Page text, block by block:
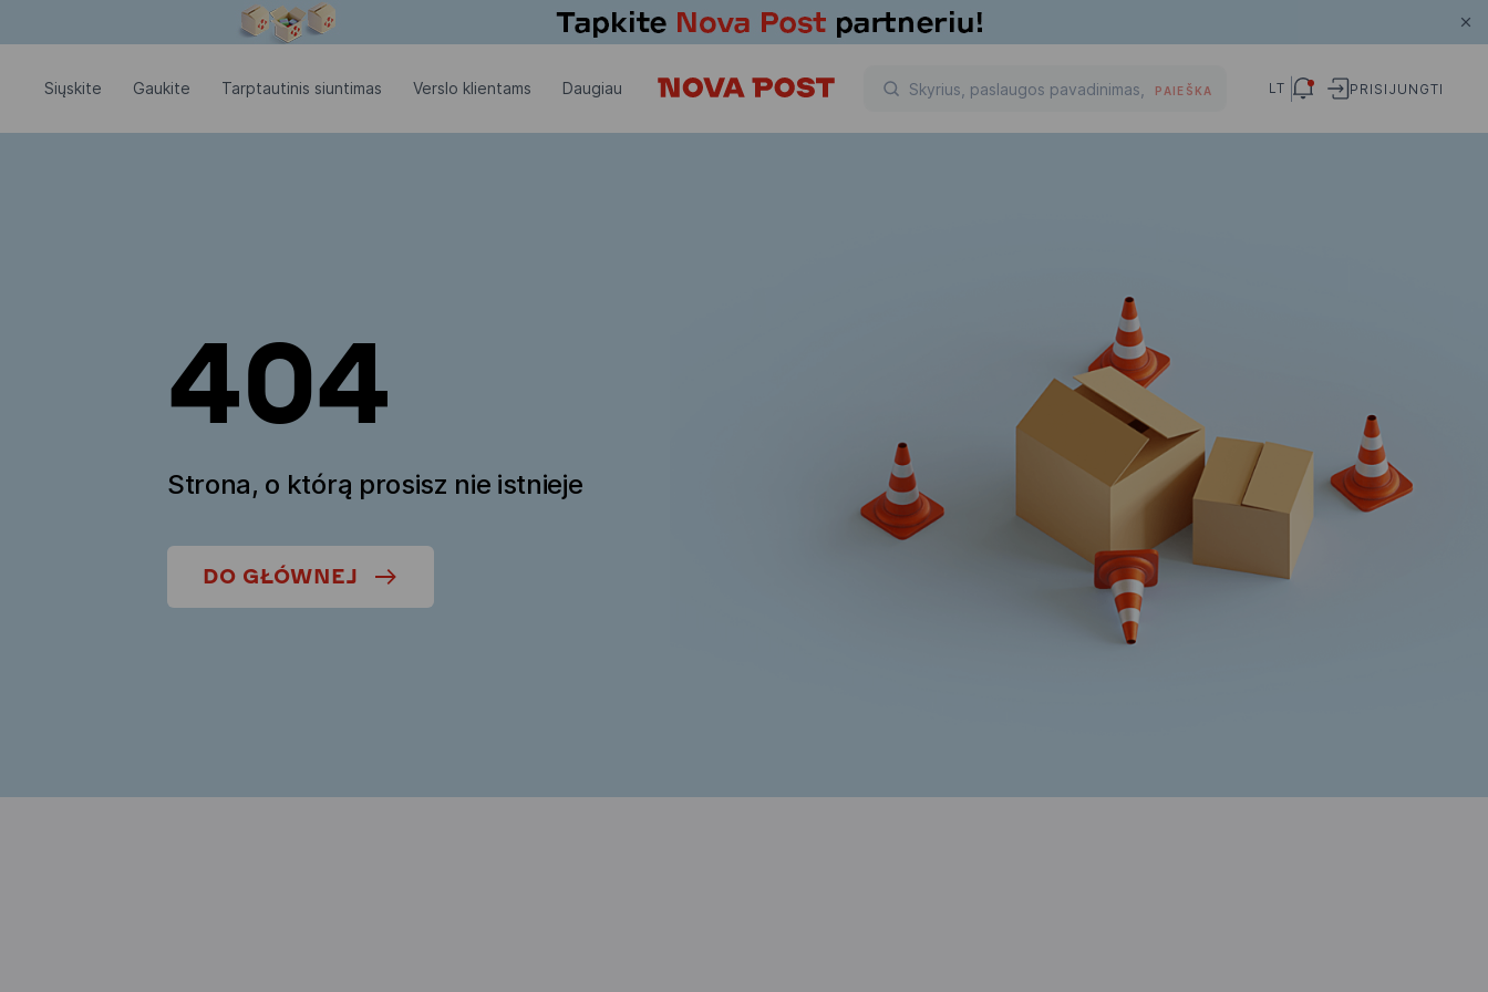
Siųskite Gaukite Tarptautinis siuntimas Verslo klientams Daugiau PAIEŠKA LT PRISIJUNGTI
404
Strona, o którą prosisz nie istnieje
DO GŁÓWNEJ